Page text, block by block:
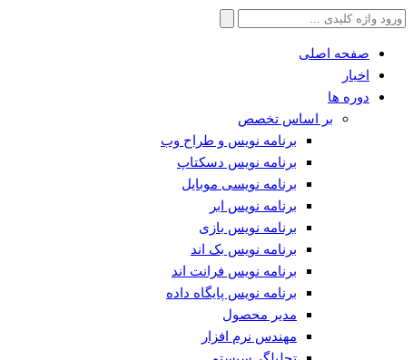
جستجو
صفحه اصلی
اخبار
دوره ها
بر اساس تخصص
برنامه نویس و طراح وب
برنامه نویس دسکتاپ
برنامه نویسی موبایل
برنامه نویس ابر
برنامه نویس بازی
برنامه نویس بک اند
برنامه نویس فرانت اند
برنامه نویس پایگاه داده
مدیر محصول
مهندس نرم افزار